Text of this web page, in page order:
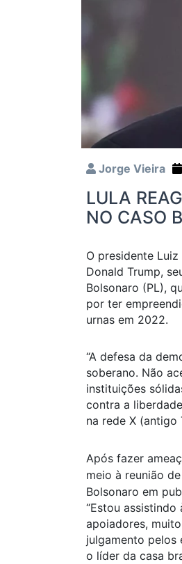
Jorge Vieira
LULA
NO CASO
O presidente
Donald Trump,
Bolsonaro (PL),
por ter
urnas em 2022.
“A defesa da
soberano. Não
instituições
contra a
na rede X (antigo
Após fazer
meio à reunião
Bolsonaro em
“Estou
apoiadores,
julgamento pelos
o líder da casa